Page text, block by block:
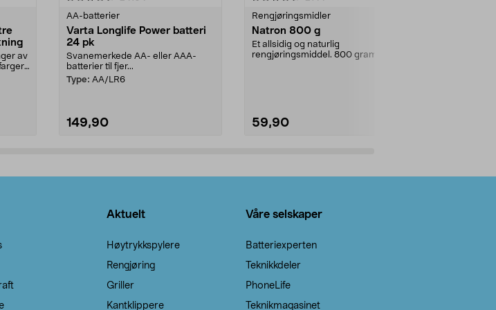
av
AA-batterier
Varta Longlife Power batteri
24 pk
Svanemerkede AA- eller AAA-
batterier til fjer...
Type: AA/LR6
149,90
Rengjøringsmidler
Natron 800 g
Et allsidig og naturlig
rengjøringsmiddel. 800 gram
59,90
Aktuelt
Høytrykkspylere
Rengjøring
Griller
Kantklippere
Våre selskaper
Batteriexperten
Teknikkdeler
PhoneLife
Teknikmagasinet